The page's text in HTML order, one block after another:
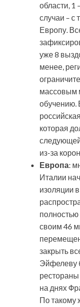
области, 1
случаи –
Европу.
уже 8
менее,
массовым
обучению.
которая
из-за
Европа:
Италии
изоляции
полностью
своим 46
закрыть
Эйфелеву
рестораны
на днях
По такому